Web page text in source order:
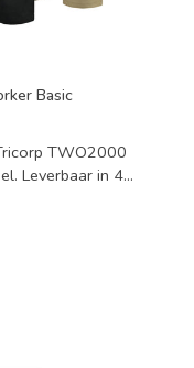
Basic
TWO2000
Leverbaar in 4